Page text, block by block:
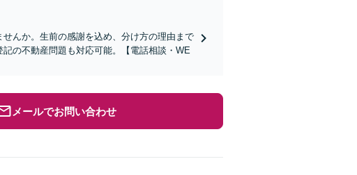
んか。生前の感謝を込め、分け方の理由まで
の不動産問題も対応可能。【電話相談・WE
メールでお問い合わせ